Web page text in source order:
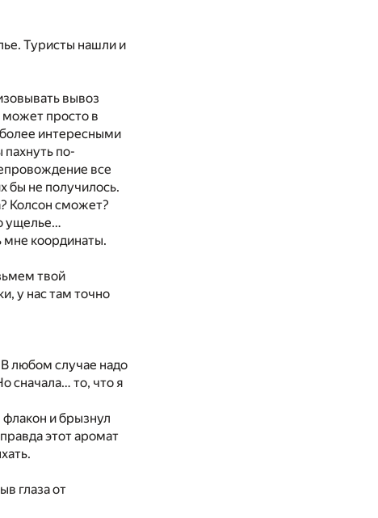
Туристы нашли и
вывоз
может просто в
более интересными
по-
все
бы не получилось.
Колсон сможет?
ущелье…
мне координаты.
твой
у нас там точно
любом случае надо
сначала… то, что я
флакон и брызнул
этот аромат
глаза от